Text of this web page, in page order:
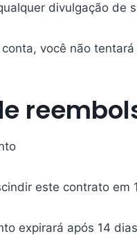
divulgação de
você não
este contrato em
expirará após 14